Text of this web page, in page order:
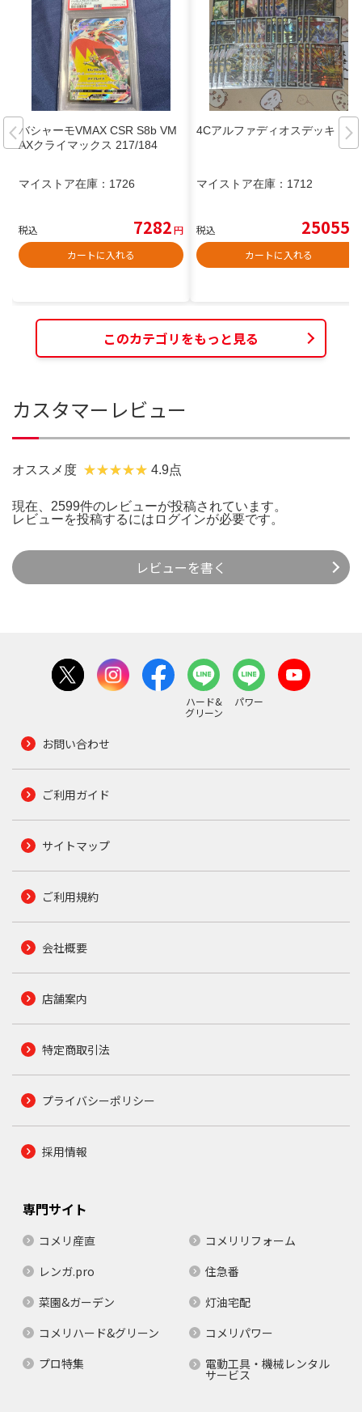
バシャーモVMAX CSR S8b VM
AXクライマックス 217/184
マイストア在庫： 1726
税込 7282円
カートに入れる
4Cアルファディオスデッキ
マイストア在庫： 1712
税込 25055
カートに入れる
このカテゴリをもっと見る
カスタマーレビュー
オススメ度 4.9点
現在、2599件のレビューが投稿されています。
レビューを投稿するには ログインが必要です。
レビューを書く
ハード&
グリーン
パワー
お問い合わせ
ご利用ガイド
サイトマップ
ご利用規約
会社概要
店舗案内
特定商取引法
プライバシーポリシー
採用情報
専門サイト
コメリ産直
コメリリフォーム
レンガ.pro
住急番
菜園&ガーデン
灯油宅配
コメリハード&グリーン
コメリパワー
プロ特集
電動工具・機械レンタル
サービス